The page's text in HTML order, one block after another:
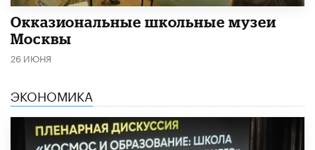
​Окказиональные школьные музеи
Москвы
26 ИЮНЯ
ЭКОНОМИКА